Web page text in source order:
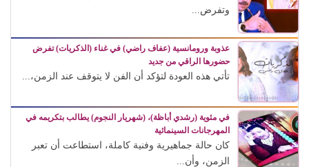
وتفرض...
عذوبة ورومانسية (عفاف راضي) في غناء (الذكريات) تفرض
حضورها الراقي من جديد
تأتي هذه العودة لتؤكد أن الفن لا يتوقف عند الزمن،...
في مئوية (رشدي أباظة)، (شهريار النجوم) يطالب بتكريمه في
المهرجانات السينمائية
كان حالة جماهيرية وفنية كاملة، استطاعت أن تعبر
الزمن، وأن...